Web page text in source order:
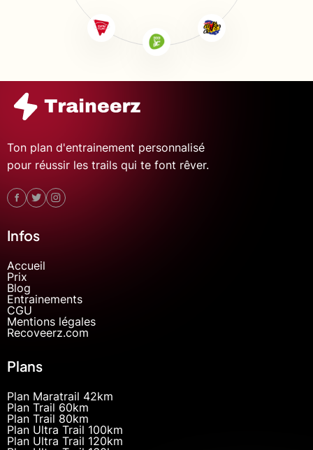
Ton plan d'entrainement personnalisé
pour réussir les trails qui te font rêver.
Infos
Accueil
Prix
Blog
Entrainements
CGU
Mentions légales
Recoveerz.com
Plans
Plan Maratrail 42km
Plan Trail 60km
Plan Trail 80km
Plan Ultra Trail 100km
Plan Ultra Trail 120km